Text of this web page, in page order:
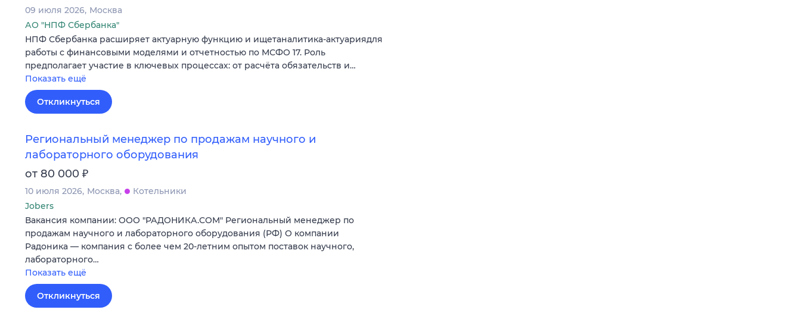
09 июля 2026 Москва
АО "НПФ Сбербанка"
НПФ Сбербанка расширяет актуарную функцию и ищетаналитика-актуариядля
работы с финансовыми моделями и отчетностью по МСФО 17. Роль
предполагает участие в ключевых процессах: от расчёта обязательств и…
Показать ещё
Откликнуться
Региональный менеджер по продажам научного и
лабораторного оборудования
от 80 000 ₽
10 июля 2026 Москва
Котельники
Jobers
Вакансия компании: ООО "РАДОНИКА.СОМ" Региональный менеджер по
продажам научного и лабораторного оборудования (РФ) О компании
Радоника — компания с более чем 20-летним опытом поставок научного,
лабораторного…
Показать ещё
Откликнуться